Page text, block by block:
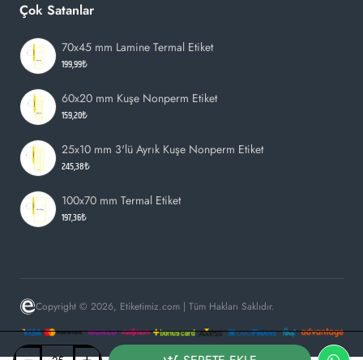
Çok Satanlar
70x45 mm Lamine Termal Etiket
199,99₺
60x20 mm Kuşe Nonperm Etiket
159,20₺
25x10 mm 3'lü Ayrık Kuşe Nonperm Etiket
245,38₺
100x70 mm Termal Etiket
197,36₺
Copyright © 2026, Etiketimiz.com | Tüm Hakları Saklıdır.